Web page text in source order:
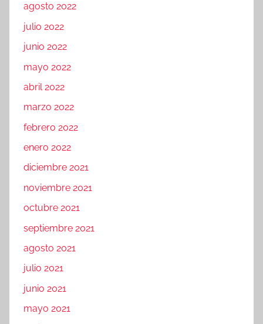
agosto 2022
julio 2022
junio 2022
mayo 2022
abril 2022
marzo 2022
febrero 2022
enero 2022
diciembre 2021
noviembre 2021
octubre 2021
septiembre 2021
agosto 2021
julio 2021
junio 2021
mayo 2021